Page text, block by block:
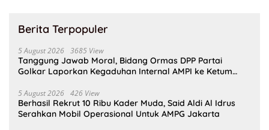
Berita Terpopuler
5 August 2026 3685 View
Tanggung Jawab Moral, Bidang Ormas DPP Partai
Golkar Laporkan Kegaduhan Internal AMPI ke Ketum
5 August 2026 426 View
Berhasil Rekrut 10 Ribu Kader Muda, Said Aldi Al Idrus
Serahkan Mobil Operasional Untuk AMPG Jakarta